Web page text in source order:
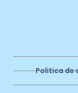
Politica de